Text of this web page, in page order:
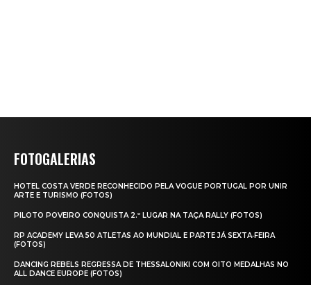
FOTOGALERIAS
HOTEL COSTA VERDE RECONHECIDO PELA VOGUE PORTUGAL POR UNIR
ARTE E TURISMO (FOTOS)
PILOTO POVEIRO CONQUISTA 2.º LUGAR NA TAÇA RALLY (FOTOS)
RP ACADEMY LEVA 50 ATLETAS AO MUNDIAL E PARTE JÁ SEXTA‑FEIRA
(FOTOS)
DANCING REBELS REGRESSA DE THESSALONIKI COM OITO MEDALHAS NO
ALL DANCE EUROPE (FOTOS)